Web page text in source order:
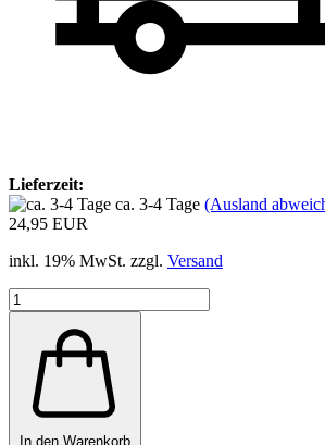
Lieferzeit:
ca. 3-4 Tage (Ausland
24,95 EUR
inkl. 19% MwSt. zzgl. Versand
In den Warenkorb